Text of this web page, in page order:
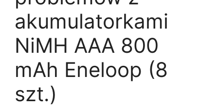
akumulatorkami
NiMH AAA 800
mAh Eneloop (8
szt.)